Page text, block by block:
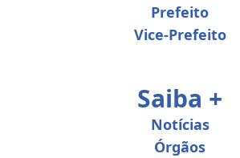
Prefeito
Vice-Prefeito
Saiba +
Notícias
Órgãos